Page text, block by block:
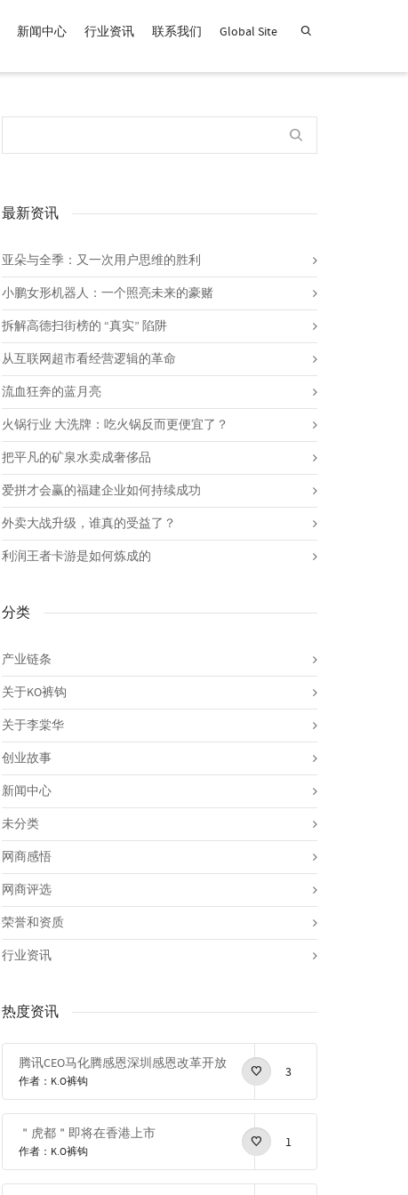
新闻中心 行业资讯 联系我们 Global Site
最新资讯
亚朵与全季：又一次用户思维的胜利
小鹏女形机器人：一个照亮未来的豪赌
拆解高德扫街榜的 “真实” 陷阱
从互联网超市看经营逻辑的革命
流血狂奔的蓝月亮
火锅行业 大洗牌：吃火锅反而更便宜了？
把平凡的矿泉水卖成奢侈品
爱拼才会赢的福建企业如何持续成功
外卖大战升级，谁真的受益了？
利润王者卡游是如何炼成的
分类
产业链条
关于KO裤钩
关于李棠华
创业故事
新闻中心
未分类
网商感悟
网商评选
荣誉和资质
行业资讯
热度资讯
腾讯CEO马化腾感恩深圳感恩改革开放
作者：K.O裤钩
3
＂虎都＂即将在香港上市
作者：K.O裤钩
1